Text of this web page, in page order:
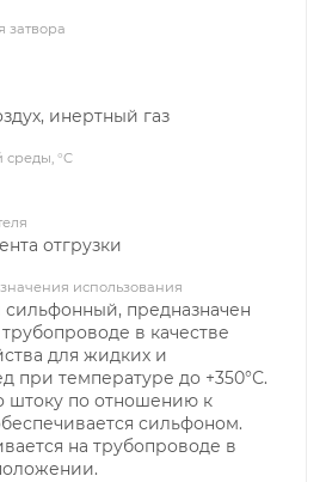
затвора
инертный газ
°C
отгрузки
использования
предназначен
в качестве
для жидких и
при температуре до +350°С.
штоку по отношению к
сильфоном.
на трубопроводе в